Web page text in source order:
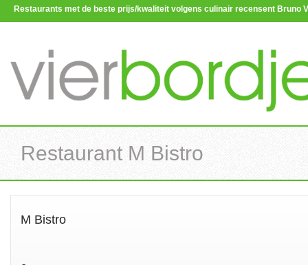
Restaurants met de beste prijs/kwaliteit volgens culinair recensent Bruno
Restaurant M Bistro
M Bistro